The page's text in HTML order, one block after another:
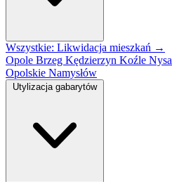
Wszystkie: Likwidacja mieszkań →
Opole Brzeg Kędzierzyn Koźle Nysa
Opolskie Namysłów
Utylizacja gabarytów